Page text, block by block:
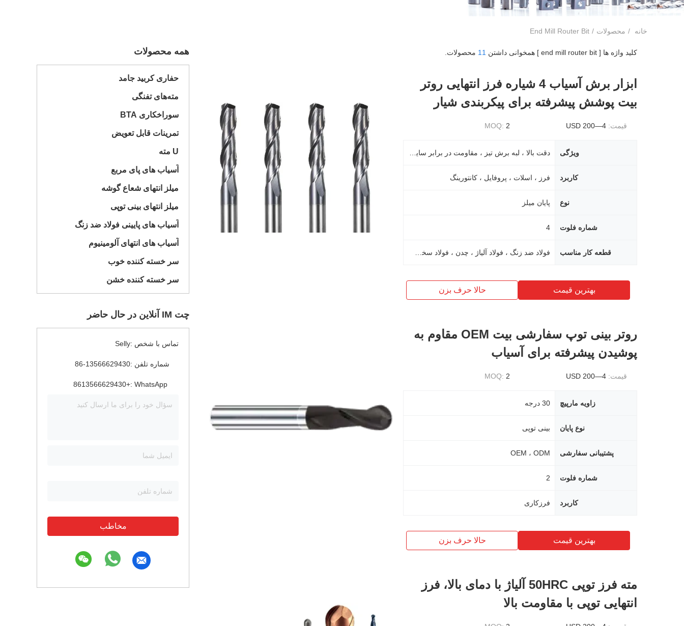
خانه / محصولات /
End Mill Router Bit
همه محصولات
حفاری کربید جامد
مته‌های تفنگی
سوراخکاری BTA
تمرینات قابل تعویض
U مته
آسیاب های پای مربع
میلز انتهای شعاع گوشه
میلز انتهای بینی توپی
آسیاب های پایینی فولاد ضد زنگ
آسیاب های انتهای آلومینیوم
سر خسته کننده خوب
سر خسته کننده خشن
چت IM آنلاین در حال حاضر
تماس با شخص :Selly
شماره تلفن :86-13566629430
WhatsApp :
+8613566629430
مخاطب
کلید واژه ها [ end mill router bit ] همخوانی داشتن 11 محصولات.
ابزار برش آسیاب 4 شیاره فرز انتهایی روتر
بیت پوشش پیشرفته برای پیکربندی شیار
قیمت: 4—200 USD
MOQ: 2
ویژگی
کاربرد فرز ، اسلات ، پروفایل ، کانتورینگ
نوع پایان میلز
شماره فلوت 4
قطعه کار مناسب
بهترین قیمت حالا حرف بزن
روتر بینی توپ سفارشی بیت OEM مقاوم به
پوشیدن پیشرفته برای آسیاب
قیمت: 4—200 USD
MOQ: 2
زاویه مارپیچ 30 درجه
نوع پایان بینی توپی
پشتیبانی سفارشی OEM ، ODM
شماره فلوت 2
کاربرد فرزکاری
بهترین قیمت حالا حرف بزن
مته فرز توپی 50HRC آلیاژ با دمای بالا، فرز
انتهایی توپی با مقاومت بالا